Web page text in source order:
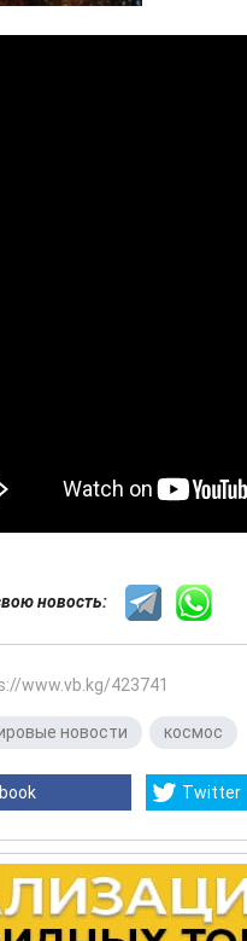
новость:
www.vb.kg/423741
новости космос
Twitter